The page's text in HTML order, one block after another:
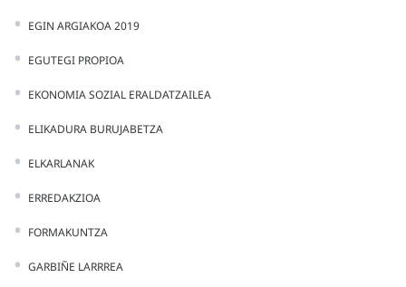
EGIN ARGIAKOA 2019
EGUTEGI PROPIOA
EKONOMIA SOZIAL ERALDATZAILEA
ELIKADURA BURUJABETZA
ELKARLANAK
ERREDAKZIOA
FORMAKUNTZA
GARBIÑE LARRREA